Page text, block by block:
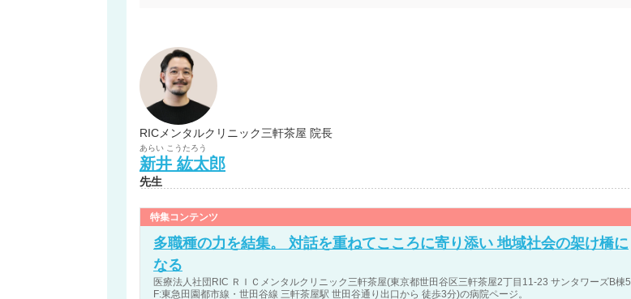
RICメンタルクリニック三軒茶屋 院長
あらい こうたろう
新井 紘太郎
先生
特集コンテンツ
多職種の力を結集。 対話を重ねてこころに寄り添い 地域社会の架け橋に
なる
医療法人社団RIC ＲＩＣメンタルクリニック三軒茶屋(東京都世田谷区三軒茶屋2丁目11-23 サンタワーズB棟5
F:東急田園都市線・世田谷線 三軒茶屋駅 世田谷通り出口から 徒歩3分)の病院ページ。